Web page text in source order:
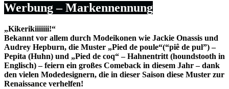
Werbung – Markennennung
„Kikerikiiiiiii!“
Bekannt vor allem durch Modeikonen wie Jackie Onassis und
Audrey Hepburn, die Muster „Pied de poule“(“piê de pul”) –
Pepita (Huhn) und „Pied de coq“ – Hahnentritt (houndstooth in
Englisch) – feiern ein großes Comeback in diesem Jahr – dank
den vielen Modedesignern, die in dieser Saison diese Muster zur
Renaissance verhelfen!